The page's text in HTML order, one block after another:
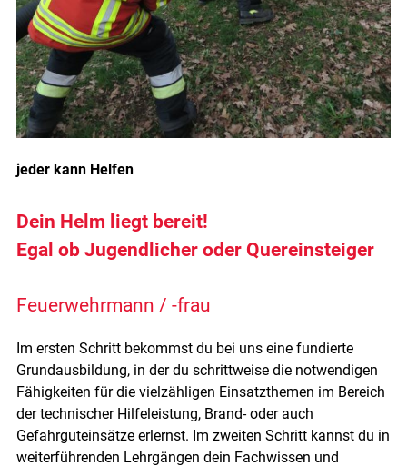
jeder kann Helfen
Dein Helm liegt bereit!
Egal ob Jugendlicher oder Quereinsteiger
Feuerwehrmann / -frau
Im ersten Schritt bekommst du bei uns eine fundierte
Grundausbildung, in der du schrittweise die notwendigen
Fähigkeiten für die vielzähligen Einsatzthemen im Bereich
der technischer Hilfeleistung, Brand- oder auch
Gefahrguteinsätze erlernst. Im zweiten Schritt kannst du in
weiterführenden Lehrgängen dein Fachwissen und